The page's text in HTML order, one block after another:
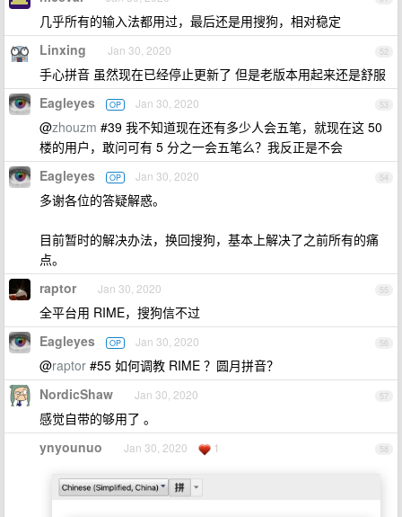
几乎所有的输入法都用过，最后还是用搜狗，相对稳定
52
Linxing Jan 30, 2020
手心拼音 虽然现在已经停止更新了 但是老版本用起来还是舒服
53
Eagleyes OP Jan 30, 2020
@zhouzm #39 我不知道现在还有多少人会五笔，就现在这 50
楼的用户，敢问可有 5 分之一会五笔么？我反正是不会
54
Eagleyes OP Jan 30, 2020
多谢各位的答疑解惑。
目前暂时的解决办法，换回搜狗，基本上解决了之前所有的痛
点。
55
raptor Jan 30, 2020
全平台用 RIME，搜狗信不过
56
Eagleyes OP Jan 30, 2020
@raptor #55 如何调教 RIME ？圆月拼音？
57
NordicShaw Jan 30, 2020
感觉自带的够用了 。
58
ynyounuo Jan 30, 2020 1